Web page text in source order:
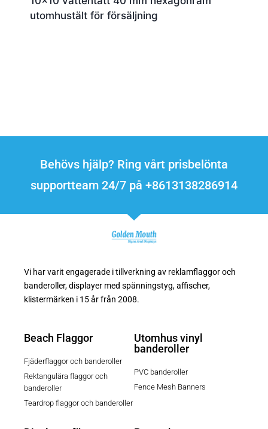
utomhustält för försäljning
Behövs hjälp? Ring vårt prisbelönta
supportteam 24/7 på +8613138286914
Vi har varit engagerade i tillverkning av reklamflaggor och
banderoller, displayer med spänningstyg, affischer,
klistermärken i 15 år från 2008.
Beach Flaggor
Fjäderflaggor och banderoller
Rektangulära flaggor och
banderoller
Teardrop flaggor och banderoller
Utomhus vinyl
banderoller
PVC banderoller
Fence Mesh Banners